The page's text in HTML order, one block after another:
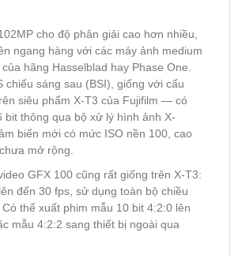
cho độ phân giải cao hơn nhiều,
ngang hàng với các máy ảnh medium
hãng Hasselblad hay Phase One.
chiếu sáng sau (BSI), giống với cấu
siêu phẩm X-T3 của Fujifilm — có
bit thông qua bộ xử lý hình ảnh X-
biến mới có mức ISO nền 100, cao
mở rộng.
GFX 100 cũng rất giống trên X-T3:
đến 30 fps, sử dụng toàn bộ chiều
thể xuất phim mẫu 10 bit 4:2:0 lên
mẫu 4:2:2 sang thiết bị ngoài qua